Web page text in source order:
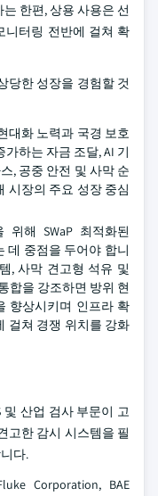
한편, 상용 사용은 선
니터링 전반에 걸쳐 확
당한 성장을 경험할 것
대화 노력과 국경 보호
하는 자금 조달, AI 기
, 공중 안전 및 사막 순
시장의 주요 성장 중심
위해 SWaP 최적화된
데 중점을 두어야 합니
, 사막 견고형 석유 및
합을 강조하면 방위 현
향상시키며 인프라 확
걸쳐 경쟁 위치를 강화
및 산업 검사 부문이 고
고한 감시 시스템을 필
다.
Corporation, BAE